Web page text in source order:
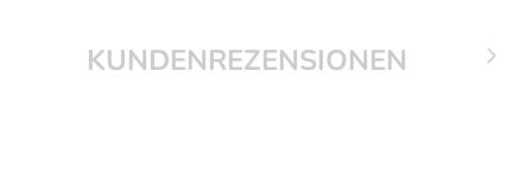
KUNDENREZENSIONEN